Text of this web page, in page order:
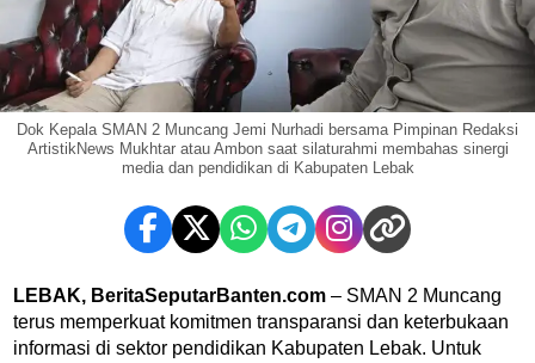
Dok Kepala SMAN 2 Muncang Jemi Nurhadi bersama Pimpinan Redaksi
ArtistikNews Mukhtar atau Ambon saat silaturahmi membahas sinergi
media dan pendidikan di Kabupaten Lebak
LEBAK, BeritaSeputarBanten.com – SMAN 2 Muncang
terus memperkuat komitmen transparansi dan keterbukaan
informasi di sektor pendidikan Kabupaten Lebak. Untuk